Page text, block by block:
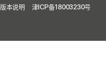
版本说明
津ICP备18003230号